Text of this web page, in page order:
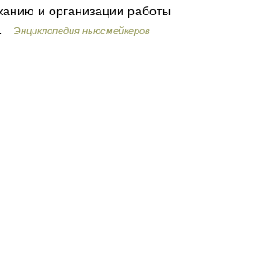
и организации работы
Энциклопедия ньюсмейкеров